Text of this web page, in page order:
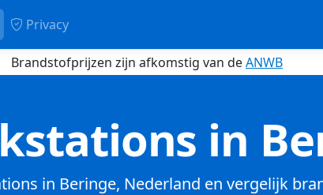
Privacy
Brandstofprijzen zijn afkomstig van deANWB
in
in Beringe, Nederland en vergelijk